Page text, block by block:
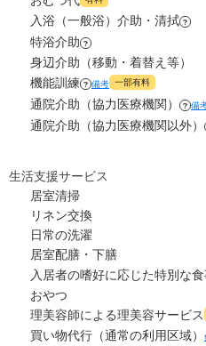
その他
介護保険料
食費 ?
水道・光熱費
上乗せ介護費 ?
その他
介護保険料
入浴（一般浴）介助・清拭 ?
特浴介助 ?
身辺介助（移動・着替え等）
機能訓練 ? 備考 一部有料
通院介助（協力医療機関） ? 備
通院介助（協力医療機関以外）
生活支援サービス
居室清掃
リネン交換
日常の洗濯
居室配膳・下膳
入居者の嗜好に応じた特別な
おやつ
理美容師による理美容サービス
買い物代行（通常の利用区域）